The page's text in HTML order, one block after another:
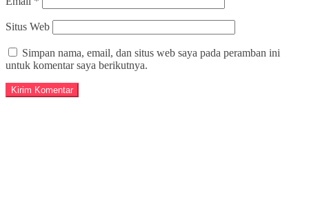
Situs Web
Simpan nama, email, dan situs web saya pada peramban ini
untuk komentar saya berikutnya.